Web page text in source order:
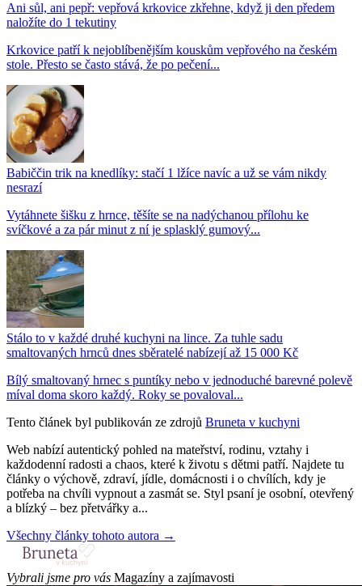
Ani sůl, ani pepř: vepřová krkovice zkřehne, když ji den předem
naložíte do 1 tekutiny
Krkovice patří k nejoblíbenějším kouskům vepřového na českém
stole. Přesto se často stává, že po pečení...
Babiččin trik na knedlíky: stačí 1 lžíce navíc a už se vám nikdy
nesrazí
Vytáhnete šišku z hrnce, těšíte se na nadýchanou přílohu ke
svíčkové a za pár minut z ní je splasklý gumový...
Stálo to v každé druhé kuchyni na lince. Za tuhle sadu
smaltovaných hrnců dnes sběratelé nabízejí až 15 000 Kč
Bílý smaltovaný hrnec s puntíky nebo v jednoduché barevné polevě
míval doma skoro každý. Roky se povaloval...
Tento článek byl publikován ze zdrojů Bruneta v kuchyni
Web nabízí autentický pohled na mateřství, rodinu, vztahy i
každodenní radosti a chaos, které k životu s dětmi patří. Najdete tu
články o výchově, zdraví, jídle, domácnosti i o chvílích, kdy je
potřeba na chvíli vypnout a zasmát se. Styl psaní je osobní, otevřený
a blízký – bez přetvářky a...
Všechny články tohoto autora →
Vybrali jsme pro vás Magazíny a zajímavosti